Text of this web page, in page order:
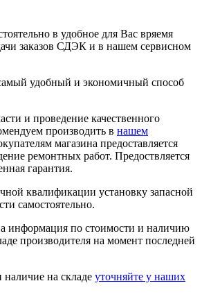
в удобное для Вас вряемя
заказов СДЭК и в нашем сервисном
удобный и экономичный способ
и проведение качественного
производить в нашем
магазина предоставляется
ремонтных работ. Предоствляется
гарантия.
квалификации установку запасной
самостоятельно.
информация по стоимости и наличию
производителя на момент последней
на складе уточняйте у наших